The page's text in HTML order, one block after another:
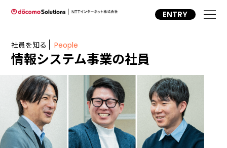
ENTRY
社員を知る People​
情報システム事業の社員